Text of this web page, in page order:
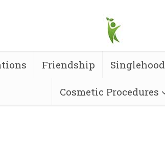
Friendship Singlehood
Cosmetic Procedures